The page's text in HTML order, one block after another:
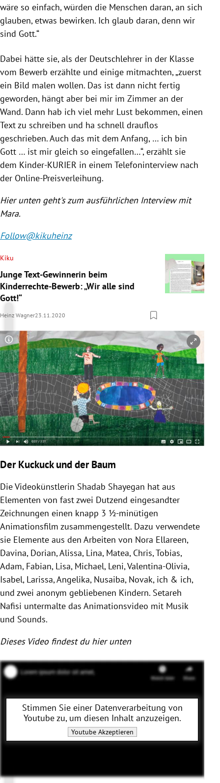
wäre so einfach, würden die Menschen daran, an sich
glauben, etwas bewirken. Ich glaub daran, denn wir
sind Gott.“
Dabei hätte sie, als der Deutschlehrer in der Klasse
vom Bewerb erzählte und einige mitmachten, „zuerst
ein Bild malen wollen. Das ist dann nicht fertig
geworden, hängt aber bei mir im Zimmer an der
Wand. Dann hab ich viel mehr Lust bekommen, einen
Text zu schreiben und ha schnell drauflos
geschrieben. Auch das mit dem Anfang, … ich bin
Gott … ist mir gleich so eingefallen…“, erzählt sie
dem Kinder-KURIER in einem Telefoninterview nach
der Online-Preisverleihung.
Hier unten geht's zum ausführlichen Interview mit
Mara.
Follow@kikuheinz
Kiku
Junge Text-Gewinnerin beim
Kinderrechte-Bewerb: „Wir alle sind
Gott!“
Heinz Wagner23.11.2020
Copyright-Hinweis öffnen/schließen
Der Kuckuck und der Baum
Die Videokünstlerin Shadab Shayegan hat aus
Elementen von fast zwei Dutzend eingesandter
Zeichnungen einen knapp 3 ½-minütigen
Animationsfilm zusammengestellt. Dazu verwendete
sie Elemente aus den Arbeiten von Nora Ellareen,
Davina, Dorian, Alissa, Lina, Matea, Chris, Tobias,
Adam, Fabian, Lisa, Michael, Leni, Valentina-Olivia,
Isabel, Larissa, Angelika, Nusaiba, Novak, ich & ich,
und zwei anonym gebliebenen Kindern. Setareh
Nafisi untermalte das Animationsvideo mit Musik
und Sounds.
Dieses Video findest du hier unten
Stimmen Sie einer Datenverarbeitung von
Youtubezu, um diesen Inhalt anzuzeigen.
YoutubeAkzeptieren